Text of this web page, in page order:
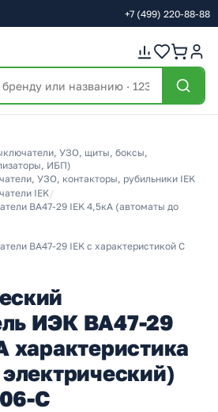
+7 (499) 220-88-88
УЗО, щиты, боксы,
ИБП)
УЗО, контакторы, рубильники IEK
IEK/
ВА47-29 IEK 4,5кА (автоматы до
ВА47-29 IEK с характеристикой C
ИЭК ВА47-29
характеристика
C